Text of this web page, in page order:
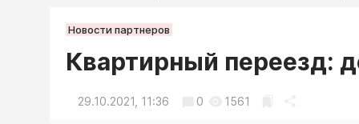
Новости партнеров
Квартирный переезд:
29.10.2021, 11:36 0 1561